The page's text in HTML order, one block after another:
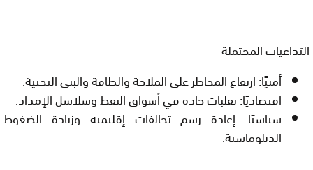
التداعيات المحتملة
أمنيًا:ارتفاع المخاطر على الملاحة والطاقة والبنى التحتية.
اقتصاديًا:تقلبات حادة في أسواق النفط وسلاسل الإمداد.
سياسيًا: إعادة رسم تحالفات إقليمية وزيادة الضغوط
الدبلوماسية.